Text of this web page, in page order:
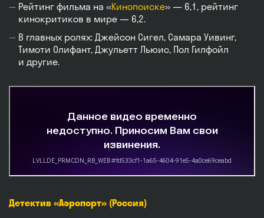
Рейтинг фильма на «Кинопоиске» — 6,1, рейтинг
кинокритиков в мире — 6,2.
В главных ролях: Джейсон Сигел, Самара Уивинг,
Тимоти Олифант, Джульетт Льюис, Пол Гилфойл
и другие.
Детектив «Аэропорт» (Россия)